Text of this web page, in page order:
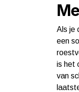
Als je
een
is het
van